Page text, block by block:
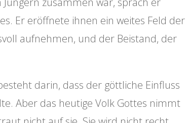
Er eröffnete ihnen ein weites Feld der
aufnehmen, und der Beistand, der
darin, dass der göttliche Einfluss
Aber das heutige Volk Gottes nimmt